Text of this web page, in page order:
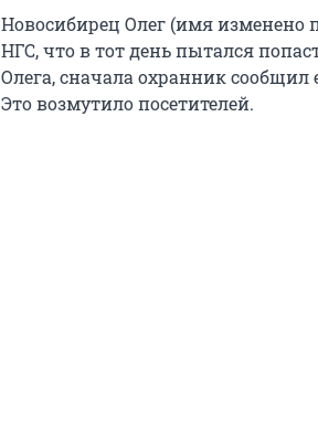
Новосибирец Олег (имя изменено
НГС, что в тот день пытался
Олега, сначала охранник сообщил
Это возмутило посетителей.